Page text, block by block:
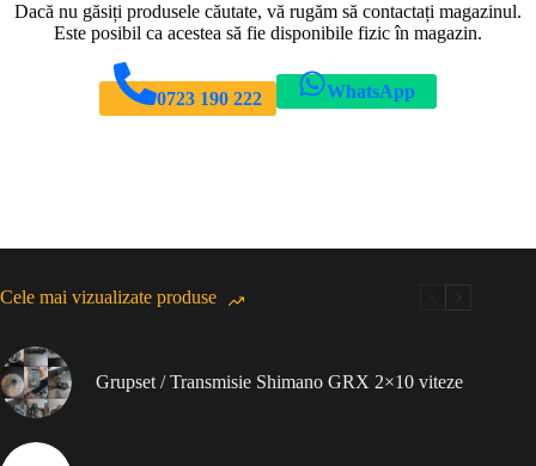
Dacă nu găsiți produsele căutate, vă rugăm să contactați magazinul.
Este posibil ca acestea să fie disponibile fizic în magazin.
0723 190 222 WhatsApp
Cele mai vizualizate produse
Grupset / Transmisie Shimano GRX 2×10 viteze